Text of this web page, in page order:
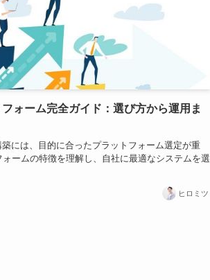
ォーム完全ガイド：選び方から運用ま
には、目的に合ったプラットフォーム選定が重
ームの特徴を理解し、自社に最適なシステムを選
ヒロミツ